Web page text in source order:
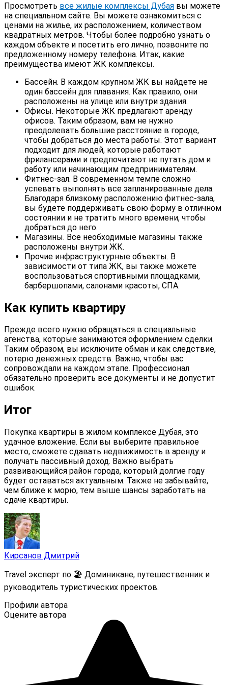
Просмотреть все жилые комплексы Дубая вы можете
на специальном сайте. Вы можете ознакомиться с
ценами на жилье, их расположением, количеством
квадратных метров. Чтобы более подробно узнать о
каждом объекте и посетить его лично, позвоните по
предложенному номеру телефона. Итак, какие
преимущества имеют ЖК комплексы.
Бассейн. В каждом крупном ЖК вы найдете не
один бассейн для плавания. Как правило, они
расположены на улице или внутри здания.
Офисы. Некоторые ЖК предлагают аренду
офисов. Таким образом, вам не нужно
преодолевать большие расстояние в городе,
чтобы добраться до места работы. Этот вариант
подходит для людей, которые работают
фрилансерами и предпочитают не путать дом и
работу или начинающим предпринимателям.
Фитнес-зал. В современном темпе сложно
успевать выполнять все запланированные дела.
Благодаря близкому расположению фитнес-зала,
вы будете поддерживать свою форму в отличном
состоянии и не тратить много времени, чтобы
добраться до него.
Магазины. Все необходимые магазины также
расположены внутри ЖК.
Прочие инфраструктурные объекты. В
зависимости от типа ЖК, вы также можете
воспользоваться спортивными площадками,
барбершопами, салонами красоты, СПА.
Как купить квартиру
Прежде всего нужно обращаться в специальные
агенства, которые занимаются оформлением сделки.
Таким образом, вы исключите обман и как следствие,
потерю денежных средств. Важно, чтобы вас
сопровождали на каждом этапе. Профессионал
обязательно проверить все документы и не допустит
ошибок.
Итог
Покупка квартиры в жилом комплексе Дубая, это
удачное вложение. Если вы выберите правильное
место, сможете сдавать недвижимость в аренду и
получать пассивный доход. Важно выбрать
развивающийся район города, который долгие году
будет оставаться актуальным. Также не забывайте,
чем ближе к морю, тем выше шансы заработать на
сдаче квартиры.
Кирсанов Дмитрий
Travel эксперт по 🏖️ Доминикане, путешественник и
руководитель туристических проектов.
Профили автора
Оцените автора